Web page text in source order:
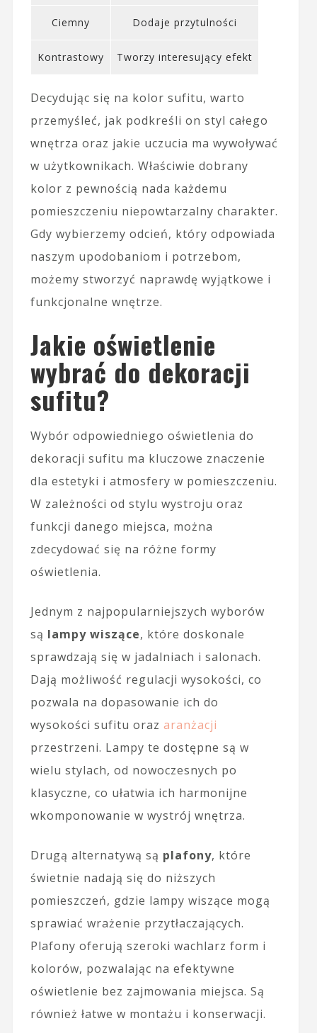
Ciemny Dodaje przytulności
Kontrastowy Tworzy interesujący efekt
Decydując się na kolor sufitu, warto
przemyśleć, jak podkreśli on styl całego
wnętrza oraz jakie uczucia ma wywoływać
w użytkownikach. Właściwie dobrany
kolor z pewnością nada każdemu
pomieszczeniu niepowtarzalny charakter.
Gdy wybierzemy odcień, który odpowiada
naszym upodobaniom i potrzebom,
możemy stworzyć naprawdę wyjątkowe i
funkcjonalne wnętrze.
Jakie oświetlenie
wybrać do dekoracji
sufitu?
Wybór odpowiedniego oświetlenia do
dekoracji sufitu ma kluczowe znaczenie
dla estetyki i atmosfery w pomieszczeniu.
W zależności od stylu wystroju oraz
funkcji danego miejsca, można
zdecydować się na różne formy
oświetlenia.
Jednym z najpopularniejszych wyborów
są lampy wiszące, które doskonale
sprawdzają się w jadalniach i salonach.
Dają możliwość regulacji wysokości, co
pozwala na dopasowanie ich do
wysokości sufitu oraz aranżacji
przestrzeni. Lampy te dostępne są w
wielu stylach, od nowoczesnych po
klasyczne, co ułatwia ich harmonijne
wkomponowanie w wystrój wnętrza.
Drugą alternatywą są plafony, które
świetnie nadają się do niższych
pomieszczeń, gdzie lampy wiszące mogą
sprawiać wrażenie przytłaczających.
Plafony oferują szeroki wachlarz form i
kolorów, pozwalając na efektywne
oświetlenie bez zajmowania miejsca. Są
również łatwe w montażu i konserwacji.